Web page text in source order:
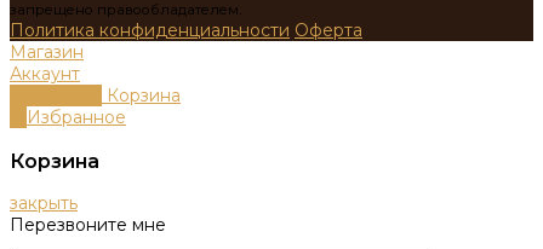
запрещено правообладателем.
Политика конфиденциальности Оферта
Магазин
Аккаунт
Корзина
Избранное
Корзина
закрыть
Перезвоните мне